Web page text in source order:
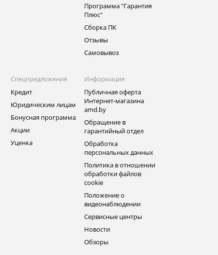
Программа "Гарантия
Плюс"
Сборка ПК
Отзывы
Самовывоз
Спецпредложения
Кредит
Юридическим лицам
Бонусная программа
Акции
Уценка
Информация
Публичная оферта
Интернет-магазина
amd.by
Обращение в
гарантийный отдел
Обработка
персональных данных
Политика в отношении
обработки файлов
cookie
Положение о
видеонаблюдении
Сервисные центры
Новости
Обзоры